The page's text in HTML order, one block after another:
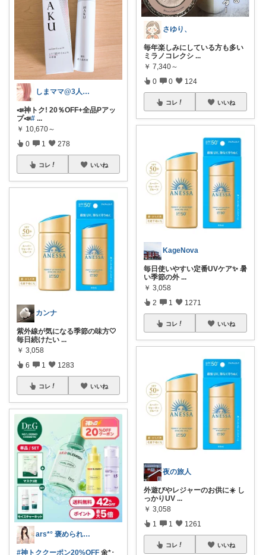
しまママ@3人子育て🌸長男ケガ😭🩼
📣神トク! 20％OFF+全品Pアッ
プ📣# ...
￥ 10,670～
0 1 278
コレ いいね
カンナ
紫外線が気になる季節の味方🤍
毎日続けたい ...
￥ 3,058
6 1 1283
コレ いいね
ars*° 褒められ美肌へ🫧
#神トククーポン20%OFF 🌼*･
さゆり、
毎年楽しみにしている方も多い
ミラノコレクシ ...
￥ 7,340～
0 0 124
コレ いいね
KageNova
毎日使いやすい定番UVケア✨ 暑
い季節の外 ...
￥ 3,058
2 1 1271
コレ いいね
夜の旅人
外遊びやレジャーのお供に☀️ し
っかりUV ...
￥ 3,058
1 1 1261
コレ いいね